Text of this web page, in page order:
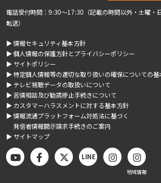
電話受付時間：9:30～17:30（記載の時間以外・土曜・
転送）
▶︎ 情報セキュリティ基本方針
▶︎ 個人情報の保護方針とプライバシーポリシー
▶︎ サイトポリシー
▶︎ 特定個人情報等の適切な取り扱いの確保についての基
▶︎ テレビ視聴データの取扱いについて
▶︎ 苦情相談及び勧誘停止手続きについて
▶︎ カスタマーハラスメントに対する基本方針
▶︎ 情報流通プラットフォーム対処法に基づく
発信者情報開示請求手続きのご案内
▶︎ サイトマップ
LINE
地域情報